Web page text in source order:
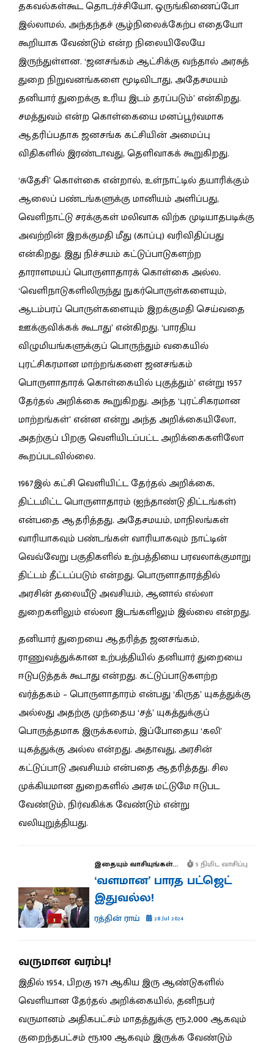
தகவல்கள்கூட தொடர்ச்சியோ, ஒருங்கிணைப்போ
இல்லாமல், அந்தந்தச் சூழ்நிலைக்கேற்ப எதையோ
கூறியாக வேண்டும் என்ற நிலையிலேயே
இருந்துள்ளன. ‘ஜனசங்கம் ஆட்சிக்கு வந்தால் அரசுத்
துறை நிறுவனங்களை மூடிவிடாது, அதேசமயம்
தனியார் துறைக்கு உரிய இடம் தரப்படும்’ என்கிறது.
சமத்துவம் என்ற கொள்கையை மனப்பூர்வமாக
ஆதரிப்பதாக ஜனசங்க கட்சியின் அமைப்பு
விதிகளில் இரண்டாவது, தெளிவாகக் கூறுகிறது.
‘சுதேசி’ கொள்கை என்றால், உள்நாட்டில் தயாரிக்கும்
ஆலைப் பண்டங்களுக்கு மானியம் அளிப்பது,
வெளிநாட்டு சரக்குகள் மலிவாக விற்க முடியாதபடிக்கு
அவற்றின் இறக்குமதி மீது (காப்பு) வரிவிதிப்பது
என்கிறது. இது நிச்சயம் கட்டுப்பாடுகளற்ற
தாராளமயப் பொருளாதாரக் கொள்கை அல்ல.
‘வெளிநாடுகளிலிருந்து நுகர்பொருள்களையும்,
ஆடம்பரப் பொருள்களையும் இறக்குமதி செய்வதை
ஊக்குவிக்கக் கூடாது’ என்கிறது. ‘பாரதிய
விழுமியங்களுக்குப் பொருந்தும் வகையில்
புரட்சிகரமான மாற்றங்களை ஜனசங்கம்
பொருளாதாரக் கொள்கையில் புகுத்தும்’ என்று 1957
தேர்தல் அறிக்கை கூறுகிறது. அந்த ‘புரட்சிகரமான
மாற்றங்கள்’ என்ன என்று அந்த அறிக்கையிலோ,
அதற்குப் பிறகு வெளியிடப்பட்ட அறிக்கைகளிலோ
கூறப்படவில்லை.
1967இல் கட்சி வெளியிட்ட தேர்தல் அறிக்கை,
திட்டமிட்ட பொருளாதாரம் (ஐந்தாண்டு திட்டங்கள்)
என்பதை ஆதரித்தது. அதேசமயம், மாநிலங்கள்
வாரியாகவும் பண்டங்கள் வாரியாகவும் நாட்டின்
வெவ்வேறு பகுதிகளில் உற்பத்தியை பரவலாக்குமாறு
திட்டம் தீட்டப்படும் என்றது. பொருளாதாரத்தில்
அரசின் தலையீடு அவசியம், ஆனால் எல்லா
துறைகளிலும் எல்லா இடங்களிலும் இல்லை என்றது.
தனியார் துறையை ஆதரித்த ஜனசங்கம்,
ராணுவத்துக்கான உற்பத்தியில் தனியார் துறையை
ஈடுபடுத்தக் கூடாது என்றது. கட்டுப்பாடுகளற்ற
வர்த்தகம் – பொருளாதாரம் என்பது ‘கிருத’ யுகத்துக்கு
அல்லது அதற்கு முந்தைய ‘சத்’ யுகத்துக்குப்
பொருத்தமாக இருக்கலாம், இப்போதைய ‘கலி’
யுகத்துக்கு அல்ல என்றது. அதாவது, அரசின்
கட்டுப்பாடு அவசியம் என்பதை ஆதரித்தது. சில
முக்கியமான துறைகளில் அரசு மட்டுமே ஈடுபட
வேண்டும், நிர்வகிக்க வேண்டும் என்று
வலியுறுத்தியது.
இதையும் வாசியுங்கள்... 5 நிமிட வாசிப்பு
‘வளமான’ பாரத பட்ஜெட்
இதுவல்ல!
ரத்தின் ராய் 28 Jul 2024
வருமான வரம்பு!
இதில் 1954, பிறகு 1971 ஆகிய இரு ஆண்டுகளில்
வெளியான தேர்தல் அறிக்கையில், தனிநபர்
வருமானம் அதிகபட்சம் மாதத்துக்கு ரூ.2,000 ஆகவும்
குறைந்தபட்சம் ரூ.100 ஆகவும் இருக்க வேண்டும்